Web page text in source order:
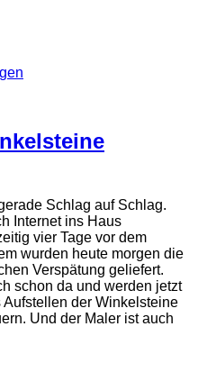
Schlag auf Schlag.
Internet ins Haus
vier Tage vor dem
wurden heute morgen die
Verspätung geliefert.
schon da und werden jetzt
Aufstellen der Winkelsteine
Und der Maler ist auch